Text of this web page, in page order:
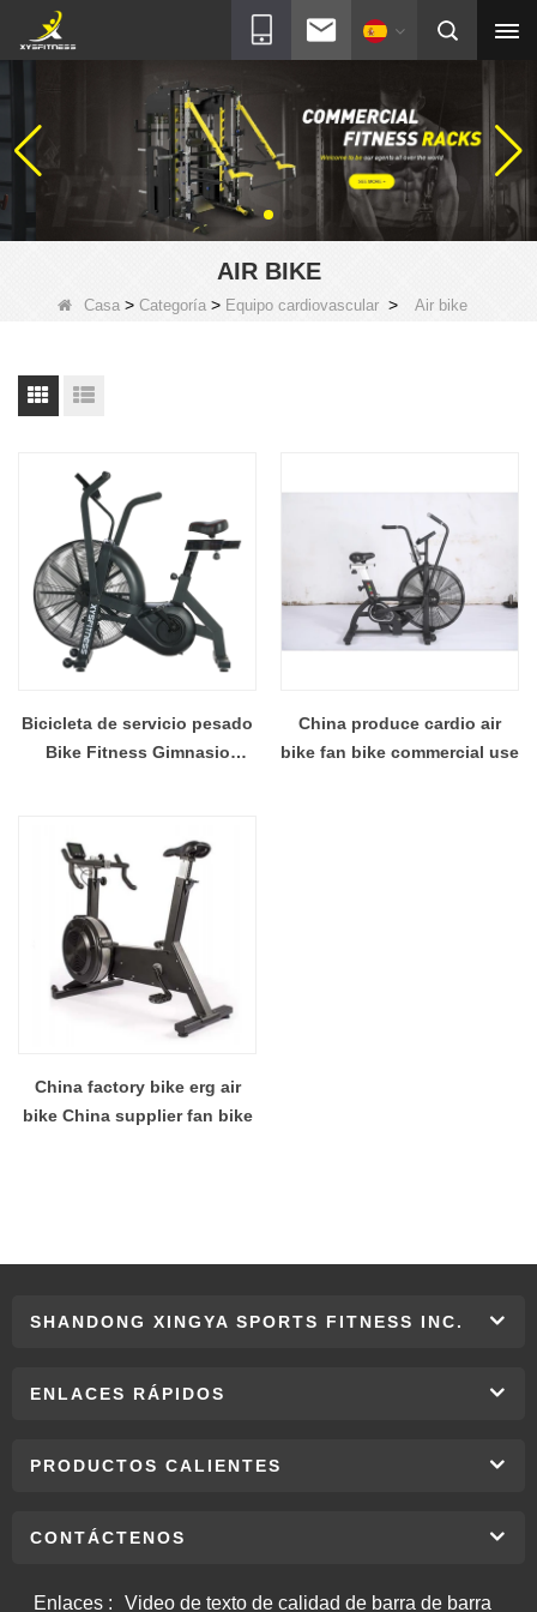
AIR BIKE
Casa > Categoría > Equipo cardiovascular > Air bike
Bicicleta de servicio pesado
Bike Fitness Gimnasio
China produce cardio air
bike fan bike commercial use
China factory bike erg air
bike China supplier fan bike
SHANDONG XINGYA SPORTS FITNESS INC.
ENLACES RÁPIDOS
PRODUCTOS CALIENTES
CONTÁCTENOS
Enlaces : Video de texto de calidad de barra de barra